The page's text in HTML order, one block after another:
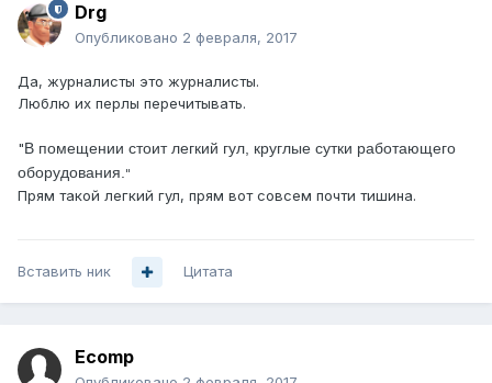
Drg
Опубликовано 2 февраля, 2017
Да, журналисты это журналисты.
Люблю их перлы перечитывать.
"В помещении стоит легкий гул, круглые сутки работающего
оборудования."
Прям такой легкий гул, прям вот совсем почти тишина.
Вставить ник Цитата
Ecomp